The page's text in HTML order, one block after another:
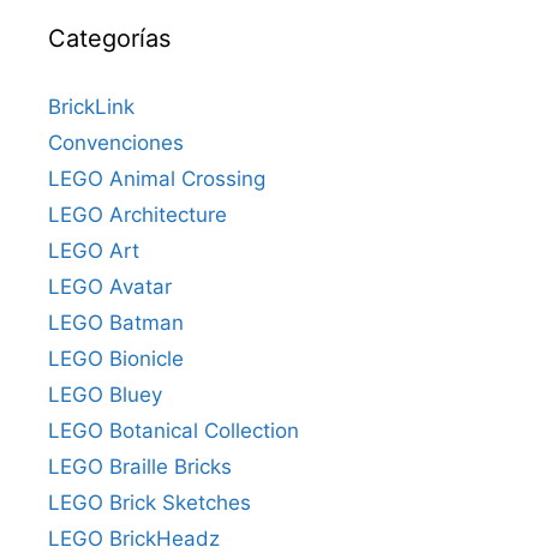
Categorías
BrickLink
Convenciones
LEGO Animal Crossing
LEGO Architecture
LEGO Art
LEGO Avatar
LEGO Batman
LEGO Bionicle
LEGO Bluey
LEGO Botanical Collection
LEGO Braille Bricks
LEGO Brick Sketches
LEGO BrickHeadz